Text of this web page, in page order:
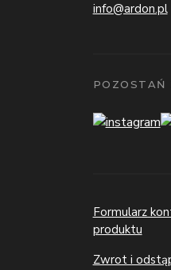
info@ardon.pl
Formularz
produktu
Zwrot i